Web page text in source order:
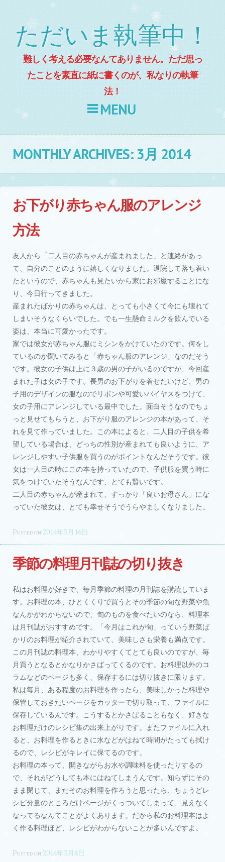
ただいま執筆中！
難しく考える必要なんてありません。ただ思っ
たことを素直に紙に書くのが、私なりの執筆
法！
MENU
MONTHLY ARCHIVES:3月 2014
お下がり赤ちゃん服のアレンジ
方法
友人から「二人目の赤ちゃんが産まれました」と連絡があっ
て、自分のことのように嬉しくなりました。退院して落ち着い
たというので、赤ちゃんも見たいから家にお邪魔することにな
り、今日行ってきました。
産まれたばかりの赤ちゃんは、とっても小さくて今にも壊れて
しまいそうなくらいでした。でも一生懸命ミルクを飲んでいる
姿は、本当に可愛かったです。
家では彼女が赤ちゃん服にミシンをかけていたのです。何をし
ているのか聞いてみると「赤ちゃん服のアレンジ」なのだそう
です。彼女の子供は上に３歳の男の子がいるのですが、今回産
まれた子は女の子です。長男のお下がりを着せたいけど、男の
子用のデザインの服なのでリボンや可愛いバイヤスをつけて、
女の子用にアレンジしている最中でした。面白そうなのでちょ
っと見せてもらうと、お下がり服のアレンジの本があって、そ
れを見て作っていました。この本によると、二人目の子供を希
望している場合は、どっちの性別が産まれても良いように、ア
レンジしやすい子供服を買うのがポイントなんだそうです。彼
女は一人目の時にこの本を持っていたので、子供服を買う時に
気をつけていたそうなんです、とても賢いです。
二人目の赤ちゃんが産まれて、すっかり「良いお母さん」にな
っていた彼女は、とても幸せそうでうらやましくなりました。
Posted on 2014年3月16日
季節の料理月刊誌の切り抜き
私はお料理が好きで、毎月季節の料理の月刊誌を購読していま
す。お料理の本、ひとくくりで買うとその季節の旬な野菜や魚
なんかがわからないので、旬のものを食べたいのなら、料理本
は月刊誌がおすすめです。「今月はこれが旬」っていう野菜ば
かりのお料理が紹介されていて、美味しさも栄養も満点です。
この月刊誌の料理本、わかりやすくてとても良いのですが、毎
月買うとなるとかなりかさばってくるのです。お料理以外のコ
ラムなどのページも多く、保存するには切り抜きに限ります。
私は毎月、ある程度のお料理を作ったら、美味しかった料理や
保管しておきたいページをカッターで切り取って、ファイルに
保存しているんです。こうするとかさばることもなく、好きな
お料理だけのレシピ集の出来上がりです。またファイルに入れ
ると、お料理を作るときに水などがはねて時間がたっても拭け
るので、レシピがキレイに保てるのです。
お料理の本って、開きながらお水や調味料を使ったりするの
で、それがどうしても本にはねてしまうんです。知らずにその
まま閉じて、またそのお料理を作ろうと思ったら、ちょうどレ
シピ分量のところだけページがくっついてしまって、見えなく
なってるなんてことがよくあります。だから私のお料理本はよ
く作る料理ほど、レシピがわからないことが多いんですよ。
Posted on 2014年3月8日